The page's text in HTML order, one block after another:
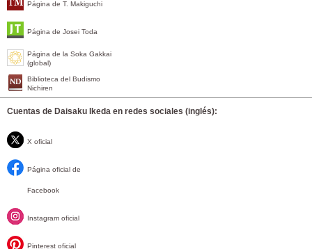
Página de T. Makiguchi
Página de Josei Toda
Página de la Soka Gakkai
(global)
Biblioteca del Budismo
Nichiren
Cuentas de Daisaku Ikeda en redes sociales (inglés):
X oficial
Página oficial de
Facebook
Instagram oficial
Pinterest oficial